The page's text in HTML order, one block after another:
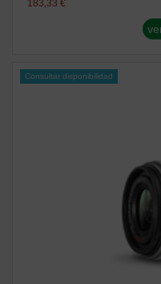
183,33 €
Consultar disponibilidad